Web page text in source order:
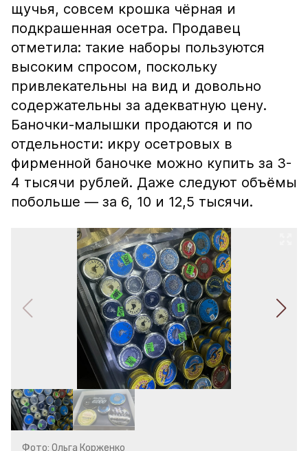
щучья, совсем крошка чёрная и
подкрашенная осетра. Продавец
отметила: такие наборы пользуются
высоким спросом, поскольку
привлекательны на вид и довольно
содержательны за адекватную цену.
Баночки-малышки продаются и по
отдельности: икру осетровых в
фирменной баночке можно купить за 3-
4 тысячи рублей. Даже следуют объёмы
побольше — за 6, 10 и 12,5 тысячи.
Фото: Ольга Корженко